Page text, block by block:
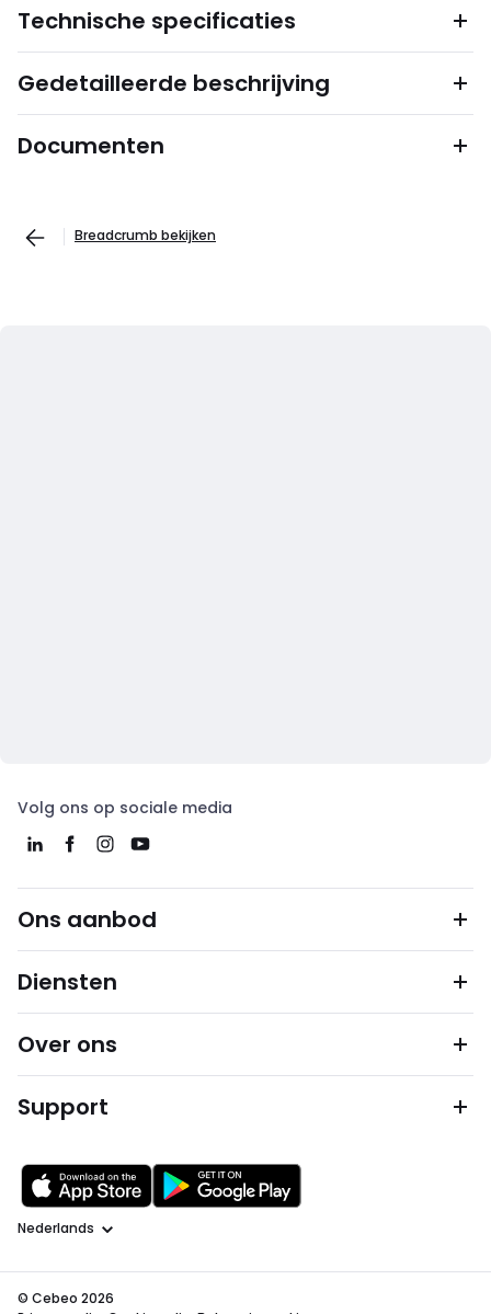
Technische specificaties
Gedetailleerde beschrijving
Documenten
Breadcrumb bekijken
Volg ons op sociale media
Ons aanbod
Diensten
Over ons
Support
Taal
© Cebeo 2026